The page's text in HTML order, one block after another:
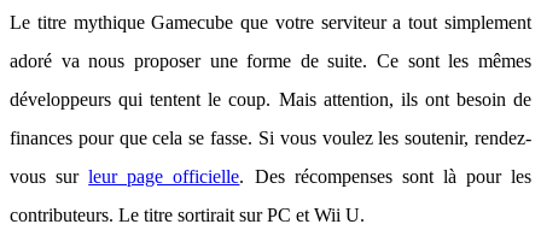
Le titre mythique Gamecube que votre serviteur a tout simplement
adoré va nous proposer une forme de suite. Ce sont les mêmes
développeurs qui tentent le coup. Mais attention, ils ont besoin de
finances pour que cela se fasse. Si vous voulez les soutenir, rendez-
vous surleur page officielle. Des récompenses sont là pour les
contributeurs. Le titre sortirait sur PC et Wii U.